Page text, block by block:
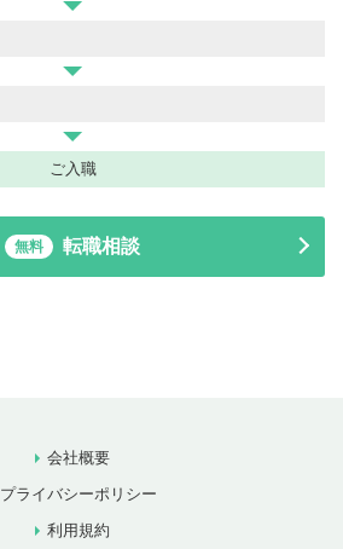
ご入職
無料 転職相談
会社概要
プライバシーポリシー
利用規約